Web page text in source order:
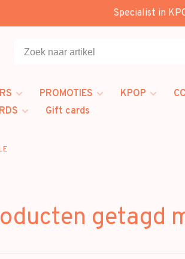
Specialist in
PROMOTIES KPOP
Gift cards
getagd